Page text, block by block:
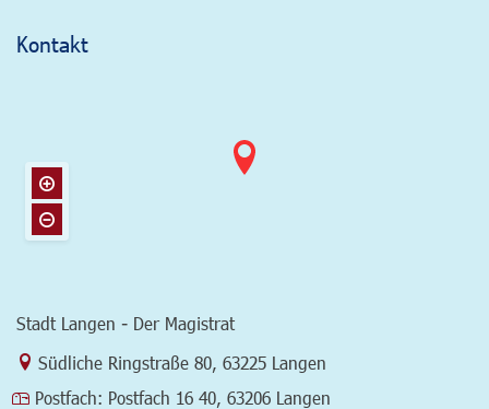
Kontakt
Stadt Langen - Der Magistrat
Link zur Google-Maps Navigation
Südliche Ringstraße 80 63225 Langen
Postfach: Postfach 16 40, 63206 Langen